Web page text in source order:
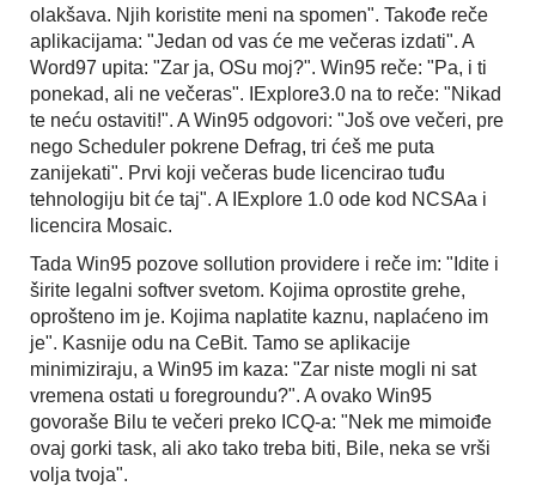
olakšava. Njih koristite meni na spomen". Takođe reče
aplikacijama: "Jedan od vas će me večeras izdati". A
Word97 upita: "Zar ja, OSu moj?". Win95 reče: "Pa, i ti
ponekad, ali ne večeras". IExplore3.0 na to reče: "Nikad
te neću ostaviti!". A Win95 odgovori: "Još ove večeri, pre
nego Scheduler pokrene Defrag, tri ćeš me puta
zanijekati". Prvi koji večeras bude licencirao tuđu
tehnologiju bit će taj". A IExplore 1.0 ode kod NCSAa i
licencira Mosaic.
Tada Win95 pozove sollution providere i reče im: "Idite i
širite legalni softver svetom. Kojima oprostite grehe,
oprošteno im je. Kojima naplatite kaznu, naplaćeno im
je". Kasnije odu na CeBit. Tamo se aplikacije
minimiziraju, a Win95 im kaza: "Zar niste mogli ni sat
vremena ostati u foregroundu?". A ovako Win95
govoraše Bilu te večeri preko ICQ-a: "Nek me mimoiđe
ovaj gorki task, ali ako tako treba biti, Bile, neka se vrši
volja tvoja".